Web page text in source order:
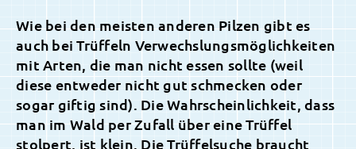
Wie bei den meisten anderen Pilzen gibt es
auch bei Trüffeln Verwechslungsmöglichkeiten
mit Arten, die man nicht essen sollte (weil
diese entweder nicht gut schmecken oder
sogar giftig sind). Die Wahrscheinlichkeit, dass
man im Wald per Zufall über eine Trüffel
stolpert, ist klein. Die Trüffelsuche braucht